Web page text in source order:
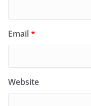
Email*
Website